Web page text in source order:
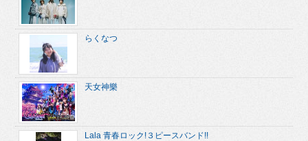
らくなつ
天女神樂
Lala 青春ロック!３ピースバンド!!